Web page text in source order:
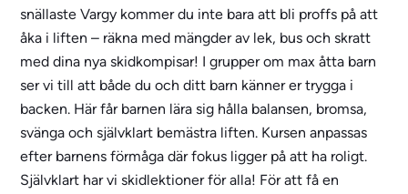
snällaste Vargy kommer du inte bara att bli proffs på att
åka i liften – räkna med mängder av lek, bus och skratt
med dina nya skidkompisar! I grupper om max åtta barn
ser vi till att både du och ditt barn känner er trygga i
backen. Här får barnen lära sig hålla balansen, bromsa,
svänga och självklart bemästra liften. Kursen anpassas
efter barnens förmåga där fokus ligger på att ha roligt.
Självklart har vi skidlektioner för alla! För att få en